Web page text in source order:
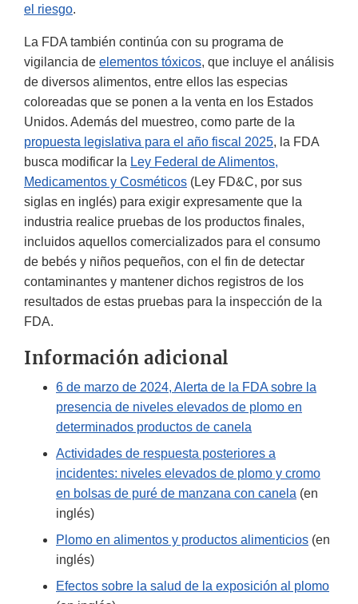
el riesgo.
La FDA también continúa con su programa de
vigilancia de elementos tóxicos, que incluye el análisis
de diversos alimentos, entre ellos las especias
coloreadas que se ponen a la venta en los Estados
Unidos. Además del muestreo, como parte de la
propuesta legislativa para el año fiscal 2025, la FDA
busca modificar la Ley Federal de Alimentos,
Medicamentos y Cosméticos (Ley FD&C, por sus
siglas en inglés) para exigir expresamente que la
industria realice pruebas de los productos finales,
incluidos aquellos comercializados para el consumo
de bebés y niños pequeños, con el fin de detectar
contaminantes y mantener dichos registros de los
resultados de estas pruebas para la inspección de la
FDA.
Información adicional
6 de marzo de 2024, Alerta de la FDA sobre la
presencia de niveles elevados de plomo en
determinados productos de canela
Actividades de respuesta posteriores a
incidentes: niveles elevados de plomo y cromo
en bolsas de puré de manzana con canela (en
inglés)
Plomo en alimentos y productos alimenticios (en
inglés)
Efectos sobre la salud de la exposición al plomo